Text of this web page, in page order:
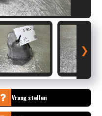
❯
Vraag stellen